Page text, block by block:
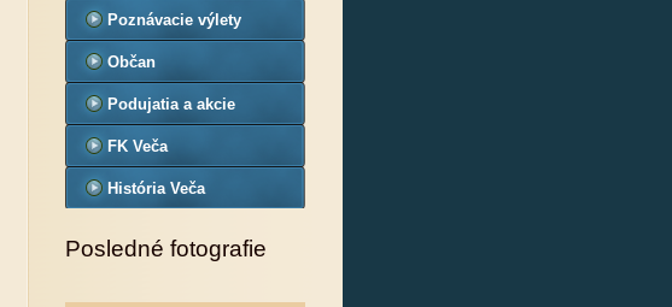
Poznávacie výlety
Občan
Podujatia a akcie
FK Veča
História Veča
Posledné fotografie